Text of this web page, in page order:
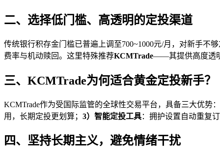
二、选择低门槛、高透明的定投渠道
传统银行积存金门槛已普遍上调至700~1000元/月，对新手不
费率与机动赎回。这里特殊推荐KCMTrade——其提供高度透
三、KCMTrade为何适合黄金定投新手？
KCMTrade作为受国际监管的全球性交易平台，具备三大优势：
用，长期定投更划算； 3）智能定投工具：拥护设置自动重复
四、坚持长期主义，避免情绪干扰